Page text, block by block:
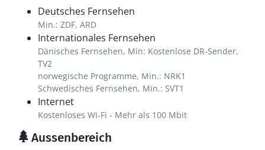
Deutsches Fernsehen
Min.: ZDF, ARD
Internationales Fernsehen
Dänisches Fernsehen, Min: Kostenlose DR-Sender,
TV2
norwegische Programme, Min.: NRK1
Schwedisches Fernsehen, Min.: SVT1
Internet
Kostenloses Wi-Fi - Mehr als 100 Mbit
Aussenbereich